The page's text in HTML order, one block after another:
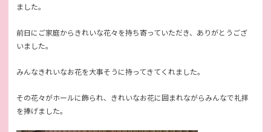
ました。
前日にご家庭からきれいな花々を持ち寄っていただき、ありがとうござ
いました。
みんなきれいなお花を大事そうに持ってきてくれました。
その花々がホールに飾られ、きれいなお花に囲まれながらみんなで礼拝
を捧げました。